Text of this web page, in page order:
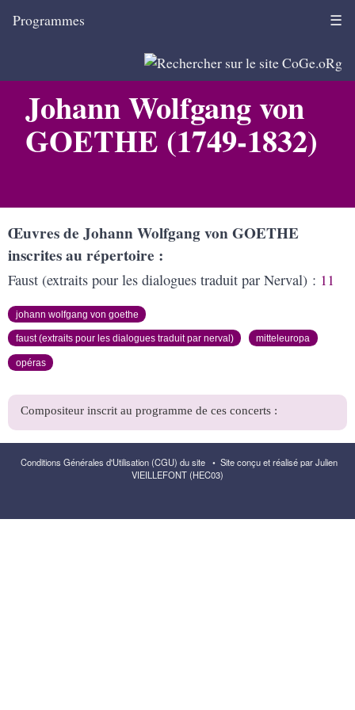
Programmes ☰
Johann Wolfgang von
GOETHE (1749-1832)
Œuvres de Johann Wolfgang von GOETHE
inscrites au répertoire
Faust (extraits pour les dialogues traduit par Nerval) : 11
johann wolfgang von goethe
faust (extraits pour les dialogues traduit par nerval) mitteleuropa
opéras
Conditions Générales d'Utilisation (CGU) du site • Site conçu et réalisé par Julien
VIEILLEFONT (HEC03)